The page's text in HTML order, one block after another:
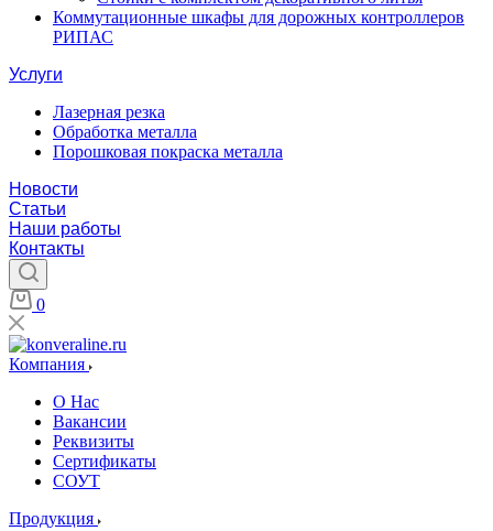
Коммутационные шкафы для дорожных контроллеров
РИПАС
Услуги
Лазерная резка
Обработка металла
Порошковая покраска металла
Новости
Статьи
Наши работы
Контакты
0
Компания
О Нас
Вакансии
Реквизиты
Сертификаты
СОУТ
Продукция